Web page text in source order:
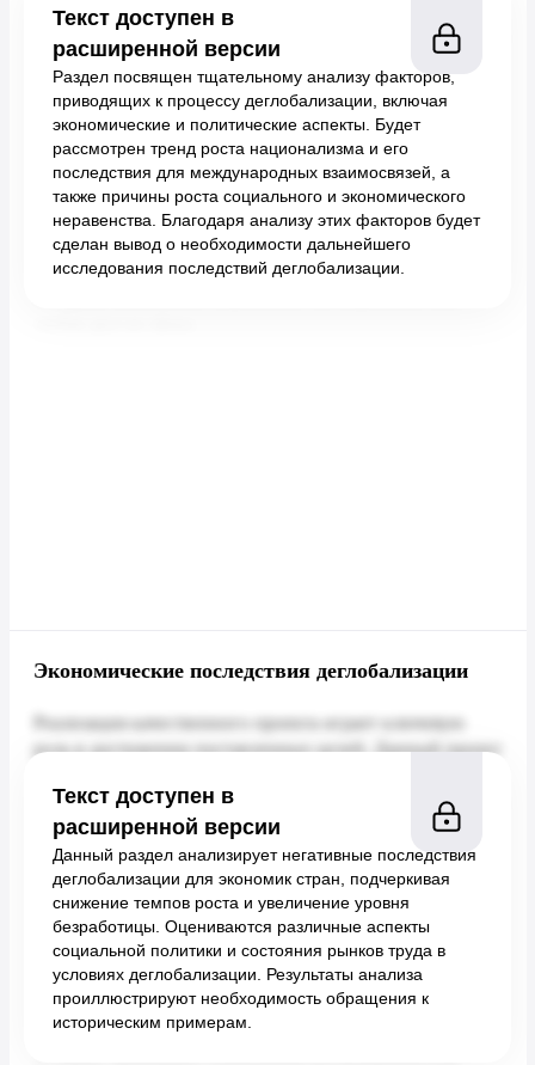
Текст доступен в
расширенной версии
Раздел посвящен тщательному анализу факторов,
приводящих к процессу деглобализации, включая
экономические и политические аспекты. Будет
рассмотрен тренд роста национализма и его
последствия для международных взаимосвязей, а
также причины роста социального и экономического
неравенства. Благодаря анализу этих факторов будет
сделан вывод о необходимости дальнейшего
исследования последствий деглобализации.
Экономические последствия деглобализации
Текст доступен в
расширенной версии
Данный раздел анализирует негативные последствия
деглобализации для экономик стран, подчеркивая
снижение темпов роста и увеличение уровня
безработицы. Оцениваются различные аспекты
социальной политики и состояния рынков труда в
условиях деглобализации. Результаты анализа
проиллюстрируют необходимость обращения к
историческим примерам.